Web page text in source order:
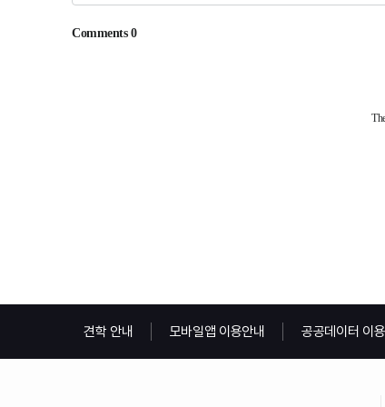
견학 안내 모바일앱 이용안내 공공데이터 이